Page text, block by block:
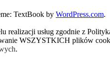
TextBook by WordPress.com.
realizacji usług zgodnie z
WSZYSTKICH plików
.